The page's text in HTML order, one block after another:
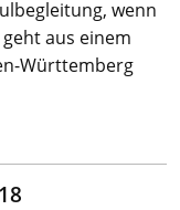
wenn
aus einem
Württemberg